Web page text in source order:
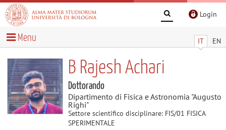
Login
IT EN
Menu
B Rajesh Achari
Dottorando
Dipartimento di Fisica e Astronomia "Augusto
Righi"
Settore scientifico disciplinare: FIS/01 FISICA
SPERIMENTALE